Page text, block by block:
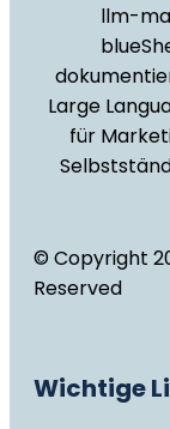
llm-
Large
für
© Copyright
Reserved
Wichtige